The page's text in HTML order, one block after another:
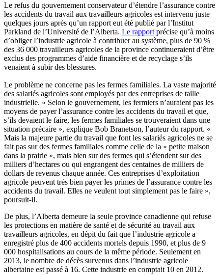
Le refus du gouvernement conservateur d’étendre l’assurance contre
les accidents du travail aux travailleurs agricoles est intervenu juste
quelques jours après qu’un rapport eut été publié par l’Institut
Parkland de l’Université de l’Alberta. Le rapport précise qu’à moins
d’obliger l’industrie agricole à contribuer au système, plus de 90 %
des 36 000 travailleurs agricoles de la province continueraient d’être
exclus des programmes d’aide financière et de recyclage s’ils
venaient à subir des blessures.
Le problème ne concerne pas les fermes familiales. La vaste majorité
des salariés agricoles sont employés par des entreprises de taille
industrielle. « Selon le gouvernement, les fermiers n’auraient pas les
moyens de payer l’assurance contre les accidents du travail et que,
s’ils devaient le faire, les fermes familiales se trouveraient dans une
situation précaire », explique Bob Branetson, l’auteur du rapport. «
Mais la majeure partie du travail que font les salariés agricoles ne se
fait pas sur des fermes familiales comme celle de la « petite maison
dans la prairie », mais bien sur des fermes qui s’étendent sur des
milliers d’hectares ou qui engrangent des centaines de milliers de
dollars de revenus chaque année. Ces entreprises d’exploitation
agricole peuvent très bien payer les primes de l’assurance contre les
accidents du travail. Elles ne veulent tout simplement pas le faire »,
poursuit-il.
De plus, l’Alberta demeure la seule province canadienne qui refuse
les protections en matière de santé et de sécurité au travail aux
travailleurs agricoles, en dépit du fait que l’industrie agricole a
enregistré plus de 400 accidents mortels depuis 1990, et plus de 9
000 hospitalisations au cours de la même période. Seulement en
2013, le nombre de décès survenus dans l’industrie agricole
albertaine est passé à 16. Cette industrie en comptait 10 en 2012.